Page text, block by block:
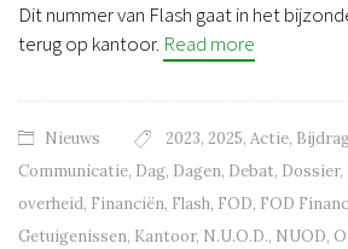
Dit nummer van Flash gaat in het
terug op kantoor. Read more
Nieuws 2023, 2025, Actie,
Communicatie, Dag, Dagen, Debat, Dossier,
overheid, Financiën, Flash, FOD, FOD
Getuigenissen, Kantoor, N.U.O.D., NUOD,